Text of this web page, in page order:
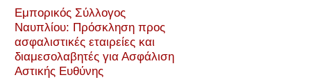
Εμπορικός Σύλλογος
Ναυπλίου: Πρόσκληση προς
ασφαλιστικές εταιρείες και
διαμεσολαβητές για Ασφάλιση
Αστικής Ευθύνης